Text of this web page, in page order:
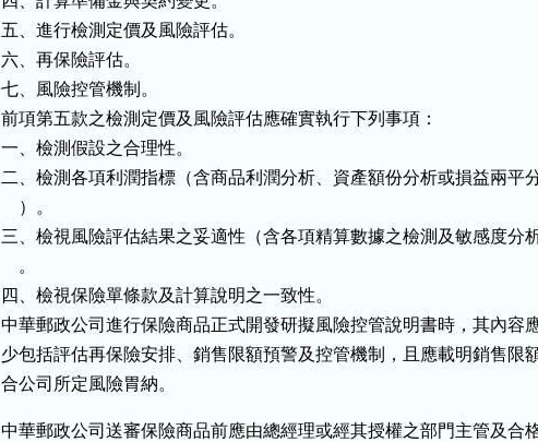
五、進行檢測定價及風險評估。
六、再保險評估。
七、風險控管機制。
前項第五款之檢測定價及風險評估應確實執行下列事項：
一、檢測假設之合理性。
二、檢測各項利潤指標（含商品利潤分析、資產額份分析或損益兩平
    ）。
三、檢視風險評估結果之妥適性（含各項精算數據之檢測及敏感度分析
    。
四、檢視保險單條款及計算說明之一致性。
中華郵政公司進行保險商品正式開發研擬風險控管說明書時，其內容
少包括評估再保險安排、銷售限額預警及控管機制，且應載明銷售限
合公司所定風險胃納。
中華郵政公司送審保險商品前應由總經理或經其授權之部門主管及合